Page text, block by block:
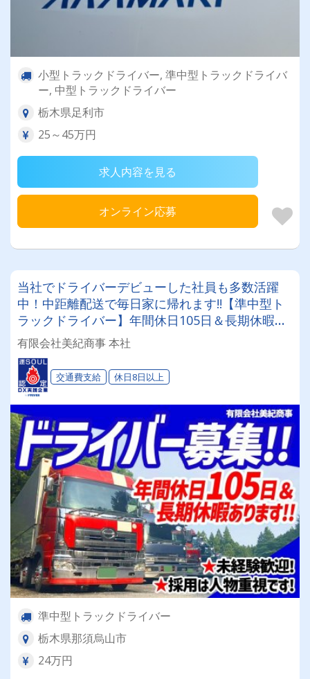
小型トラックドライバー, 準中型トラックドライバ
ー, 中型トラックドライバー
栃木県足利市
25～45万円
求人内容を見る
オンライン応募
当社でドライバーデビューした社員も多数活躍
中！中距離配送で毎日家に帰れます!!【準中型ト
ラックドライバー】年間休日105日＆長期休暇あ
り！プライベートを重視したい方必見★
有限会社美紀商事 本社
交通費支給 休日8日以上
準中型トラックドライバー
栃木県那須烏山市
24万円